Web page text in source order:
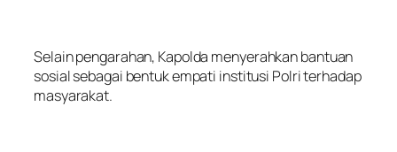
Selain pengarahan, Kapolda menyerahkan bantuan
sosial sebagai bentuk empati institusi Polri terhadap
masyarakat.